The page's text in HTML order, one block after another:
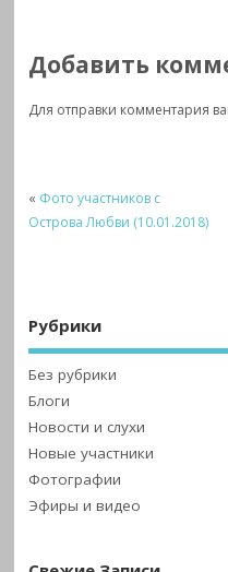
Добавить
Для отправки комментария
« Фото участников с
Острова Любви (10.01.2018)
Рубрики
Без рубрики
Блоги
Новости и слухи
Новые участники
Фотографии
Эфиры и видео